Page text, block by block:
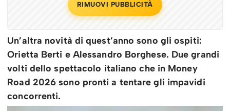
RIMUOVI PUBBLICITÀ
Un’altra novità di quest’anno sono gli ospiti:
Orietta Berti e Alessandro Borghese. Due grandi
volti dello spettacolo italiano che in Money
Road 2026 sono pronti a tentare gli impavidi
concorrenti.